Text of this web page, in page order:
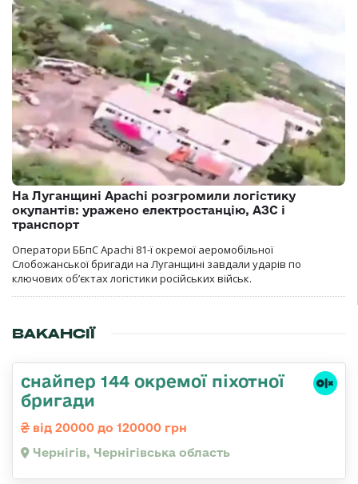
На Луганщині Apachi розгромили логістику
окупантів: уражено електростанцію, АЗС і
транспорт
Оператори ББпС Apachi 81-ї окремої аеромобільної
Слобожанської бригади на Луганщині завдали ударів по
ключових об’єктах логістики російських військ.
ВАКАНСІЇ
снайпер 144 окремої піхотної
бригади
від 20000 до 120000 грн
Чернігів, Чернігівська область